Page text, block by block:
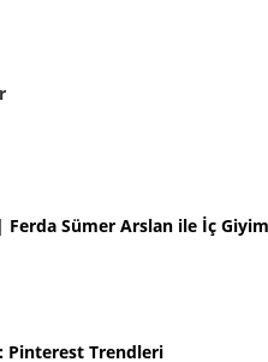
| Ferda Sümer Arslan ile İç
Pinterest Trendleri